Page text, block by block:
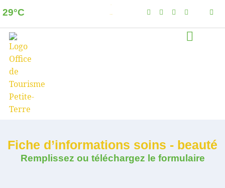
29°C
Fiche d’informations soins - beauté
Remplissez ou téléchargez le formulaire